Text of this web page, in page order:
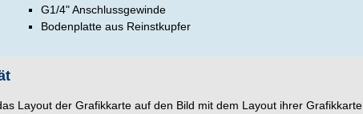
G1/4" Anschlussgewinde
Bodenplatte aus Reinstkupfer
Layout der Grafikkarte auf den Bild mit dem Layout ihrer Grafikkarte.